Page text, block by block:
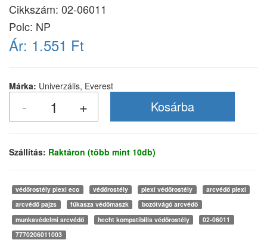
Cikkszám: 02-06011
Polc: NP
Ár: 1.551 Ft
Márka: Univerzális, Everest
Szállítás: Raktáron (több mint 10db)
védőrostély plexi eco védőrostély plexi védőrostély
arcvédő plexi
arcvédő pajzs
fűkasza védőmaszk
bozótvágó arcvédő
munkavédelmi arcvédő
hecht kompatibilis védőrostély
02-06011
7770206011003